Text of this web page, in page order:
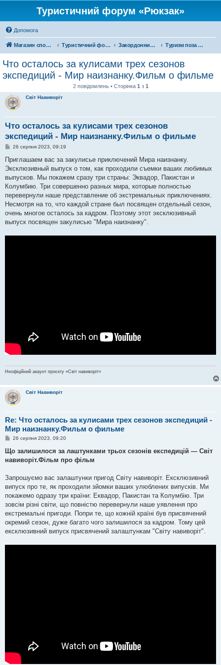
Туристичний форум «Рюкзак»
Допомога
Магазин спорядження Туристичний форум «Рюкзак» Закордонний туризм Туризм поза територією України
Что осталось за кулисами трех сезонов
экспедиций - Мир наизнанку.Фильм о фильме
2 повідомлень • Сторінка 1 з 1
Світ Навиворіт
Что осталось за кулисами трех сезонов
экспедиций - Мир наизнанку.Фильм о фильме
П
в
д
о
л
е
н
н
я
26 серпня 2023, 09:19
Приглашаем вас за закулисье приключений Мира наизнанку.
Эксклюзивный выпуск о том, как проходили съемки ваших любимых
выпусков. Мы покажем сразу три страны: Эквадор, Пакистан и
Колумбию. Три совершенно разных мира, которые полностью
перевернули наше представление об экстремальных приключениях.
Несмотря на то, что каждой стране был посвящен отдельный сезон,
очень многое осталось за кадром. Поэтому этот эксклюзивный
выпуск посвящен закулисью "Мира наизнанку".
Неофіційний акаунт проєкту «Світ навиворіт»
Світ Навиворіт
Re: Что осталось за кулисами трех сезонов экспедиций -
Мир наизнанку.Фильм о фильме
П
в
і
д
л
е
н
я
26 серпня 2023, 09:20
Що залишилося за лаштунками трьох сезонів експедицій — Світ
навиворіт.Фільм про фільм
Запрошуємо вас залаштунки пригод Світу навиворіт. Ексклюзивний
випуск про те, як проходили зйомки ваших улюблених випусків. Ми
покажемо одразу три країни: Еквадор, Пакистан та Колумбію. Три
зовсім різні світи, що повністю перевернули наше уявлення про
екстремальні пригоди. Попри те, що кожній країні був присвячений
окремий сезон, дуже багато чого залишилося за кадром. Тому цей
ексклюзивний випуск присвячений залаштункам "Світу навиворіт".